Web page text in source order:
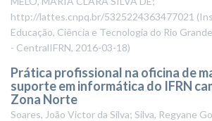
http://lattes.cnpq.br/5325224363477021 (
Educação, Ciência e Tecnologia do Rio
- CentralIFRN, 2016-03-18)
Prática profissional na oficina de
suporte em informática do IFRN
Zona Norte
Soares, João Victor da Silva; Silva, Regyane